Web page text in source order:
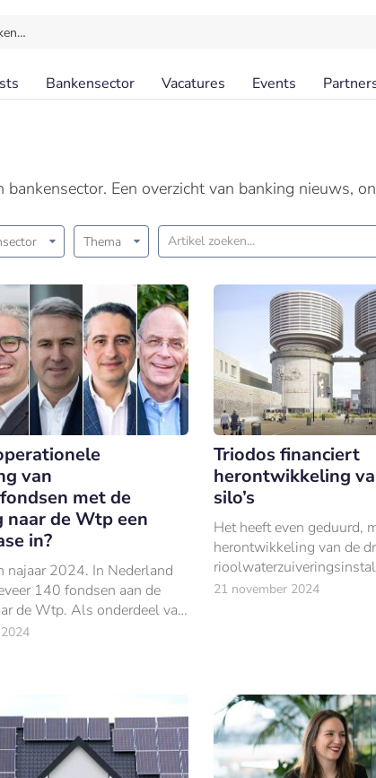
Bankensector Vacatures Events
Een overzicht van banking nieuws,
Thema
van
met de
naar de Wtp een
in?
najaar 2024. In Nederland
140 fondsen aan de
de Wtp. Als onderdeel van
wordt nadrukkelijk aandacht
Triodos financiert
herontwikkeling
silo’s
Het heeft even geduurd,
herontwikkeling van de
Zeeburgereiland in
21 november 2024